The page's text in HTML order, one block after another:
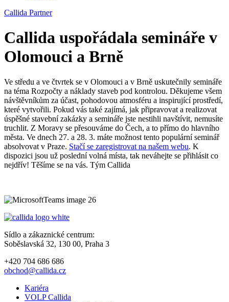
Callida Partner
Callida uspořádala semináře v
Olomouci a Brně
Ve středu a ve čtvrtek se v Olomouci a v Brně uskutečnily semináře
na téma Rozpočty a náklady staveb pod kontrolou. Děkujeme všem
návštěvníkům za účast, pohodovou atmosféru a inspirující prostředí,
které vytvořili. Pokud vás také zajímá, jak připravovat a realizovat
úspěšné stavební zakázky a semináře jste nestihli navštívit, nemusíte
truchlit. Z Moravy se přesouváme do Čech, a to přímo do hlavního
města. Ve dnech 27. a 28. 3. máte možnost tento populární seminář
absolvovat v Praze. Stačí se zaregistrovat na našem webu. K
dispozici jsou už poslední volná místa, tak neváhejte se přihlásit co
nejdřív! Těšíme se na vás. Tým Callida
Sídlo a zákaznické centrum:
Soběslavská 32, 130 00, Praha 3
+420 704 686 686
obchod@callida.cz
Kariéra
VOLP Callida